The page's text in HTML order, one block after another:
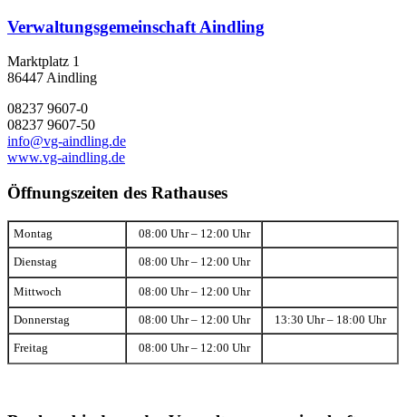
Verwaltungsgemeinschaft Aindling
Marktplatz 1
86447 Aindling
08237 9607-0
08237 9607-50
info@vg-aindling.de
www.vg-aindling.de
Öffnungszeiten des Rathauses
Montag 08:00 Uhr – 12:00 Uhr
Dienstag 08:00 Uhr – 12:00 Uhr
Mittwoch 08:00 Uhr – 12:00 Uhr
Donnerstag 08:00 Uhr – 12:00 Uhr 13:30 Uhr – 18:00 Uhr
Freitag 08:00 Uhr – 12:00 Uhr